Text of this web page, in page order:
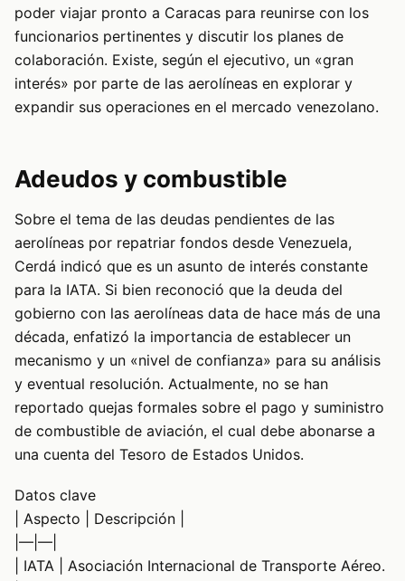
poder viajar pronto a Caracas para reunirse con los
funcionarios pertinentes y discutir los planes de
colaboración. Existe, según el ejecutivo, un «gran
interés» por parte de las aerolíneas en explorar y
expandir sus operaciones en el mercado venezolano.
Adeudos y combustible
Sobre el tema de las deudas pendientes de las
aerolíneas por repatriar fondos desde Venezuela,
Cerdá indicó que es un asunto de interés constante
para la IATA. Si bien reconoció que la deuda del
gobierno con las aerolíneas data de hace más de una
década, enfatizó la importancia de establecer un
mecanismo y un «nivel de confianza» para su análisis
y eventual resolución. Actualmente, no se han
reportado quejas formales sobre el pago y suministro
de combustible de aviación, el cual debe abonarse a
una cuenta del Tesoro de Estados Unidos.
Datos clave
| Aspecto | Descripción |
|—|—|
| IATA | Asociación Internacional de Transporte Aéreo.